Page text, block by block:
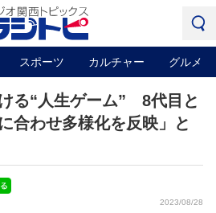
スポーツ カルチャー グルメ
る“人生ゲーム” 8代目と
合わせ多様化を反映」と
2023/08/28